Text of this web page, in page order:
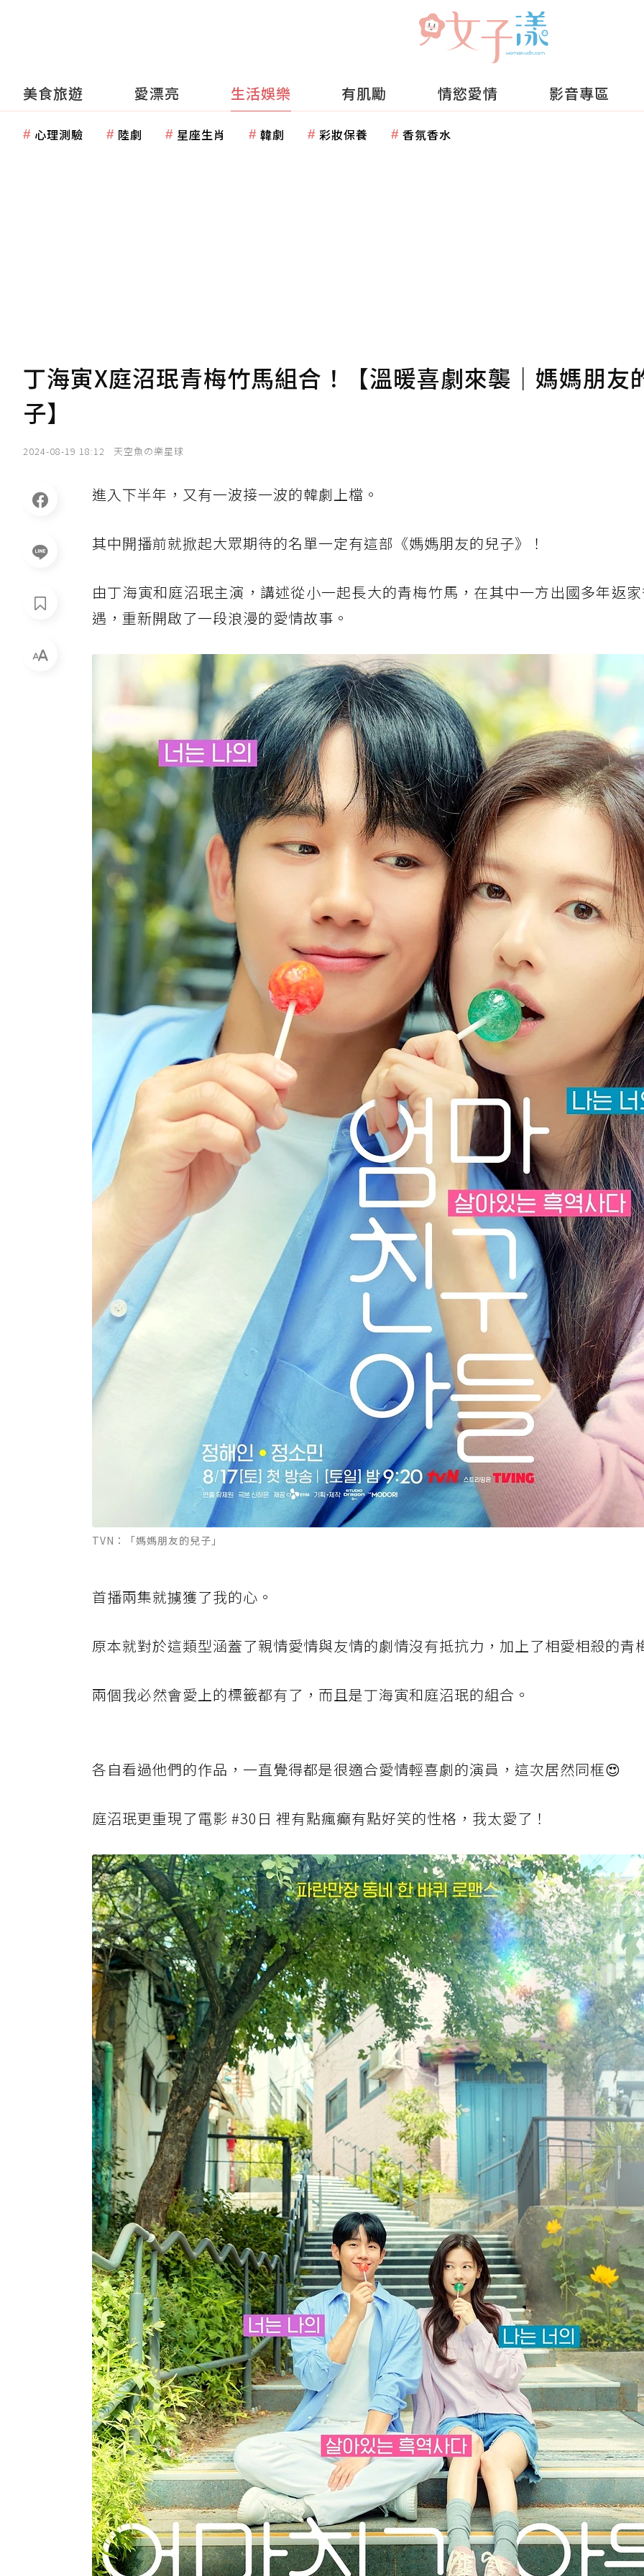
美食旅遊 愛漂亮 生活娛樂 有肌勵 情慾愛情 影音專區
心理測驗 陸劇 星座生肖 韓劇 彩妝保養 香氛香水
丁海寅X庭沼珉青梅竹馬組合！【溫暖喜劇來襲｜媽媽朋友
子】
2024-08-19 18:12 天空魚の樂星球
進入下半年，又有一波接一波的韓劇上檔。
其中開播前就掀起大眾期待的名單一定有這部《媽媽朋友的兒子》！
由丁海寅和庭沼珉主演，講述從小一起長大的青梅竹馬，在其中一方出國多年返
遇，重新開啟了一段浪漫的愛情故事。
TVN：「媽媽朋友的兒子」
首播兩集就擄獲了我的心。
原本就對於這類型涵蓋了親情愛情與友情的劇情沒有抵抗力，加上了相愛相殺的青
兩個我必然會愛上的標籤都有了，而且是丁海寅和庭沼珉的組合。
各自看過他們的作品，一直覺得都是很適合愛情輕喜劇的演員，這次居然同框😍
庭沼珉更重現了電影 #30日 裡有點瘋癲有點好笑的性格，我太愛了！